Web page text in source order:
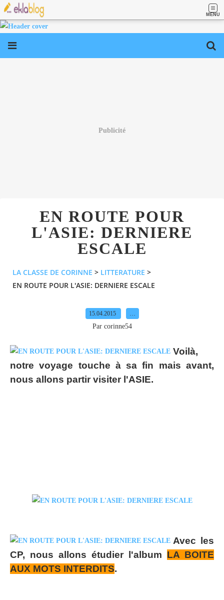
MENU
Publicité
EN ROUTE POUR
L'ASIE: DERNIERE
ESCALE
LA CLASSE DE CORINNE > LITTERATURE >
EN ROUTE POUR L'ASIE: DERNIERE ESCALE
15.04.2015
Par corinne54
Voilà,
notre voyage touche à sa fin mais avant,
nous allons partir visiter l'ASIE.
Avec les
CP, nous allons étudier l'album LA BOITE
AUX MOTS INTERDITS.